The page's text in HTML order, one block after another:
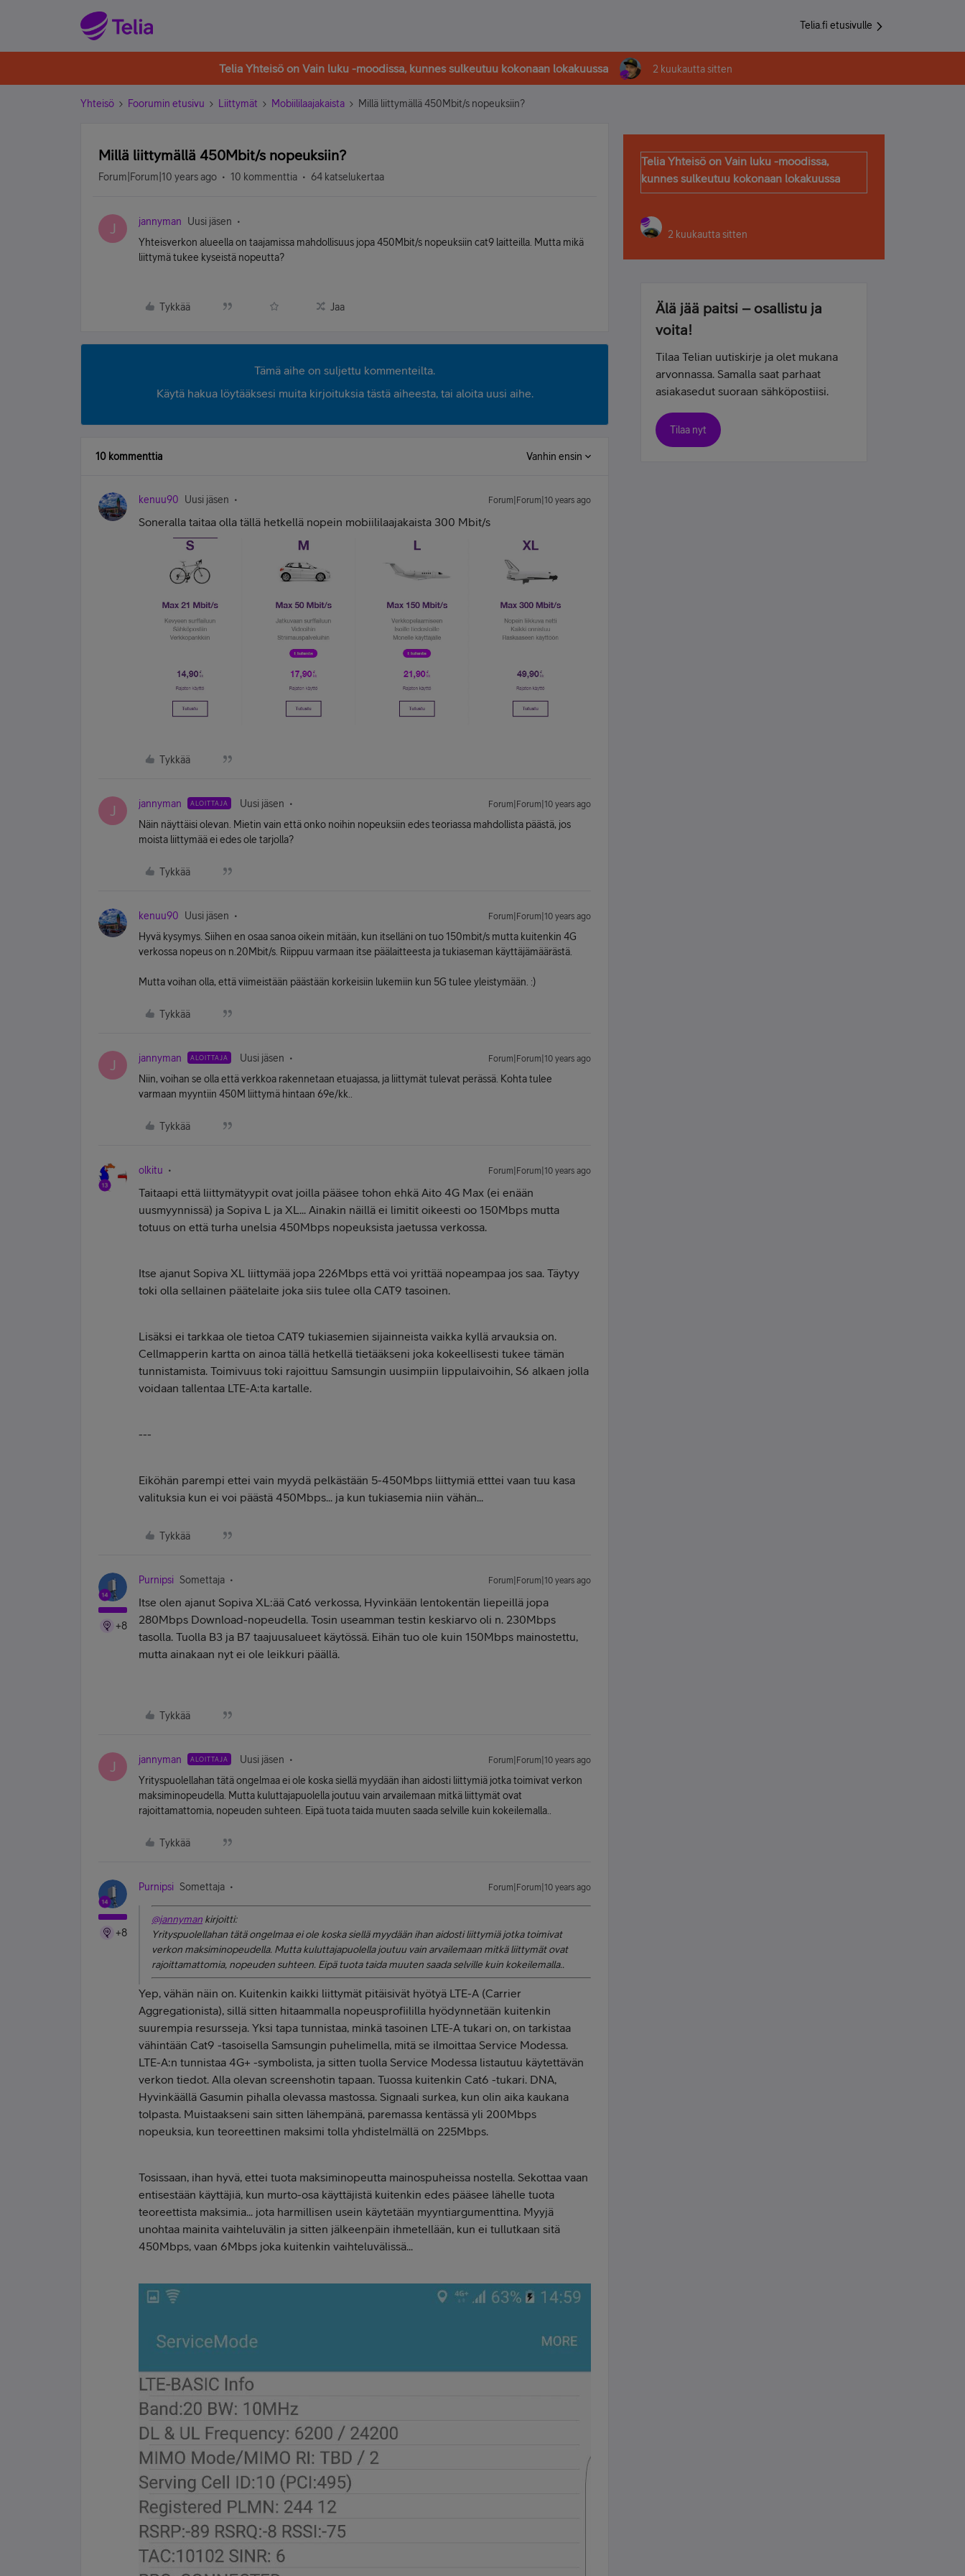
Telia.fi etusivulle
Telia Yhteisö on Vain luku -moodissa, kunnes sulkeutuu kokonaan lokakuussa 2 kuukautta sitten
Yhteisö Foorumin etusivu Liittymät Mobiililaajakaista Millä liittymällä 450Mbit/s nopeuksiin?
Millä liittymällä 450Mbit/s nopeuksiin?
Forum|Forum|10 years ago 10 kommenttia 64 katselukertaa
J jannyman
Uusi jäsen
Yhteisverkon alueella on taajamissa mahdollisuus jopa 450Mbit/s nopeuksiin cat9 laitteilla. Mutta mikä
liittymä tukee kyseistä nopeutta?
Tykkää Jaa
Tämä aihe on suljettu kommenteilta.
Käytä hakua löytääksesi muita kirjoituksia tästä aiheesta, tai aloita uusi aihe.
10 kommenttia Vanhin ensin
kenuu90 Uusi jäsen Forum|Forum|10 years ago
Soneralla taitaa olla tällä hetkellä nopein mobiililaajakaista 300 Mbit/s
Tykkää
J jannyman ALOITTAJA Uusi jäsen Forum|Forum|10 years ago
Näin näyttäisi olevan. Mietin vain että onko noihin nopeuksiin edes teoriassa mahdollista päästä, jos
moista liittymää ei edes ole tarjolla?
Tykkää
kenuu90 Uusi jäsen Forum|Forum|10 years ago
Hyvä kysymys. Siihen en osaa sanoa oikein mitään, kun itselläni on tuo 150mbit/s mutta kuitenkin 4G
verkossa nopeus on n.20Mbit/s. Riippuu varmaan itse päälaitteesta ja tukiaseman käyttäjämäärästä.
Mutta voihan olla, että viimeistään päästään korkeisiin lukemiin kun 5G tulee yleistymään. :)
Tykkää
J jannyman ALOITTAJA Uusi jäsen Forum|Forum|10 years ago
Niin, voihan se olla että verkkoa rakennetaan etuajassa, ja liittymät tulevat perässä. Kohta tulee
varmaan myyntiin 450M liittymä hintaan 69e/kk..
Tykkää
olkitu Forum|Forum|10 years ago
Taitaapi että liittymätyypit ovat joilla pääsee tohon ehkä Aito 4G Max (ei enään
uusmyynnissä) ja Sopiva L ja XL... Ainakin näillä ei limitit oikeesti oo 150Mbps mutta
totuus on että turha unelsia 450Mbps nopeuksista jaetussa verkossa.
Itse ajanut Sopiva XL liittymää jopa 226Mbps että voi yrittää nopeampaa jos saa. Täytyy
toki olla sellainen päätelaite joka siis tulee olla CAT9 tasoinen.
Lisäksi ei tarkkaa ole tietoa CAT9 tukiasemien sijainneista vaikka kyllä arvauksia on.
Cellmapperin kartta on ainoa tällä hetkellä tietääkseni joka kokeellisesti tukee tämän
tunnistamista. Toimivuus toki rajoittuu Samsungin uusimpiin lippulaivoihin, S6 alkaen jolla
voidaan tallentaa LTE-A:ta kartalle.
---
Eiköhän parempi ettei vain myydä pelkästään 5-450Mbps liittymiä etttei vaan tuu kasa
valituksia kun ei voi päästä 450Mbps... ja kun tukiasemia niin vähän...
Tykkää
+8
Purnipsi Somettaja Forum|Forum|10 years ago
Itse olen ajanut Sopiva XL:ää Cat6 verkossa, Hyvinkään lentokentän liepeillä jopa
280Mbps Download-nopeudella. Tosin useamman testin keskiarvo oli n. 230Mbps
tasolla. Tuolla B3 ja B7 taajuusalueet käytössä. Eihän tuo ole kuin 150Mbps mainostettu,
mutta ainakaan nyt ei ole leikkuri päällä.
Tykkää
J jannyman ALOITTAJA Uusi jäsen Forum|Forum|10 years ago
Yrityspuolellahan tätä ongelmaa ei ole koska siellä myydään ihan aidosti liittymiä jotka toimivat verkon
maksiminopeudella. Mutta kuluttajapuolella joutuu vain arvailemaan mitkä liittymät ovat
rajoittamattomia, nopeuden suhteen. Eipä tuota taida muuten saada selville kuin kokeilemalla..
Tykkää
+8
Purnipsi Somettaja Forum|Forum|10 years ago
@jannyman kirjoitti:
Yrityspuolellahan tätä ongelmaa ei ole koska siellä myydään ihan aidosti liittymiä jotka toimivat
verkon maksiminopeudella. Mutta kuluttajapuolella joutuu vain arvailemaan mitkä liittymät ovat
rajoittamattomia, nopeuden suhteen. Eipä tuota taida muuten saada selville kuin kokeilemalla..
Yep, vähän näin on. Kuitenkin kaikki liittymät pitäisivät hyötyä LTE-A (Carrier
Aggregationista), sillä sitten hitaammalla nopeusprofiililla hyödynnetään kuitenkin
suurempia resursseja. Yksi tapa tunnistaa, minkä tasoinen LTE-A tukari on, on tarkistaa
vähintään Cat9 -tasoisella Samsungin puhelimella, mitä se ilmoittaa Service Modessa.
LTE-A:n tunnistaa 4G+ -symbolista, ja sitten tuolla Service Modessa listautuu käytettävän
verkon tiedot. Alla olevan screenshotin tapaan. Tuossa kuitenkin Cat6 -tukari. DNA,
Hyvinkäällä Gasumin pihalla olevassa mastossa. Signaali surkea, kun olin aika kaukana
tolpasta. Muistaakseni sain sitten lähempänä, paremassa kentässä yli 200Mbps
nopeuksia, kun teoreettinen maksimi tolla yhdistelmällä on 225Mbps.
Tosissaan, ihan hyvä, ettei tuota maksiminopeutta mainospuheissa nostella. Sekottaa vaan
entisestään käyttäjiä, kun murto-osa käyttäjistä kuitenkin edes pääsee lähelle tuota
teoreettista maksimia... jota harmillisen usein käytetään myyntiargumenttina. Myyjä
unohtaa mainita vaihteluvälin ja sitten jälkeenpäin ihmetellään, kun ei tullutkaan sitä
450Mbps, vaan 6Mbps joka kuitenkin vaihteluvälissä...
Telia Yhteisö on Vain luku -moodissa,
kunnes sulkeutuu kokonaan lokakuussa
2 kuukautta sitten
Älä jää paitsi – osallistu ja
voita!
Tilaa Telian uutiskirje ja olet mukana
arvonnassa. Samalla saat parhaat
asiakasedut suoraan sähköpostiisi.
Tilaa nyt